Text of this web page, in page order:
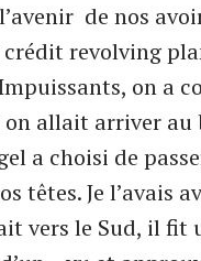
de nos
revolving
on a
on allait arriver
a choisi de
têtes. Je l’avais
vers le Sud, il fit